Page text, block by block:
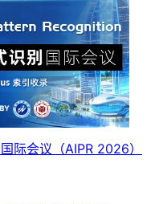
际会议 （AIPR 2026）